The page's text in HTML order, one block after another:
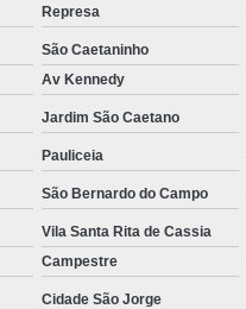
Represa
São Caetaninho
Av Kennedy
Jardim São Caetano
Pauliceia
São Bernardo do Campo
Vila Santa Rita de Cassia
Campestre
Cidade São Jorge